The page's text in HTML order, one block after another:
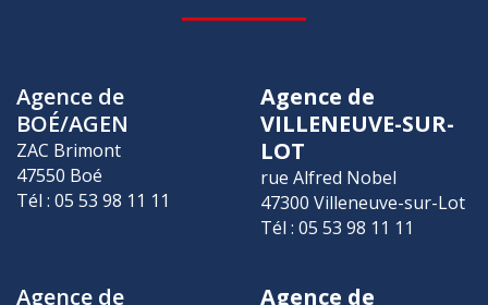
Agence de
BOÉ/AGEN
ZAC Brimont
47550 Boé
Tél : 05 53 98 11 11
Agence de
VILLENEUVE-SUR-
LOT
rue Alfred Nobel
47300 Villeneuve-sur-Lot
Tél : 05 53 98 11 11
Agence de
Agence de